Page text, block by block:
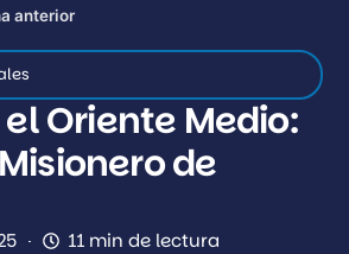
anterior
Oriente Medio:
de
11 min de lectura